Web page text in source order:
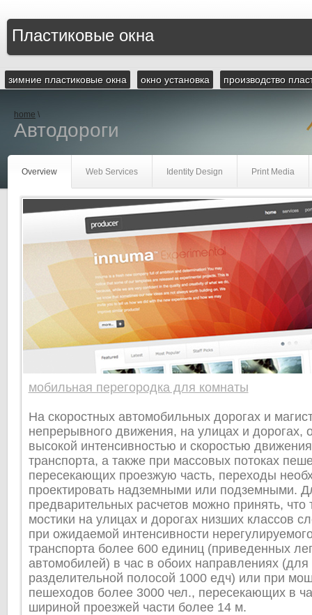
Пластиковые окна
зимние пластиковые окна окно установка производство
home \
Автодороги
Overview Web Services Identity Design Print Media
мобильная перегородка для комнаты
На скоростных автомобильных дорогах и
непрерывного движения, на улицах и дорогах,
высокой интенсивностью и скоростью
транспорта, а также при массовых потоках
пересекающих проезжую часть, переходы
проектировать надземными или подземными.
предварительных расчетов можно принять, что
мостики на улицах и дорогах низших классов
при ожидаемой интенсивности
транспорта более 600 единиц (приведенных
автомобилей) в час в обоих направлениях
разделительной полосой 1000 едч) или при
пешеходов более 3000 чел., пересекающих в
шириной проезжей части более 14 м.